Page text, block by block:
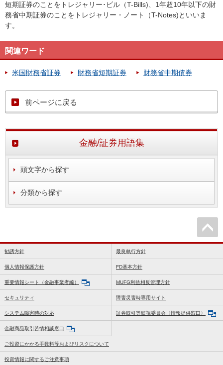
短期証券のことをトレジャリー･ビル（T-Bills)、1年超10年以下の財
務省中期証券のことをトレジャリー・ノート（T-Notes)といいま
す。
関連ワード
米国財務省証券 財務省短期証券 財務省中期債券
前ページに戻る
金融/証券用語集
頭文字から探す
分類から探す
勧誘方針 最良執行方針
個人情報保護方針 FD基本方針
重要情報シート（金融事業者編） MUFG利益相反管理方針
セキュリティ 障害災害時専用サイト
システム障害時の対応 証券取引等監視委員会〈情報提供窓口〉
金融商品取引苦情相談窓口
ご投資にかかる手数料等およびリスクについて
投資情報に関するご注意事項